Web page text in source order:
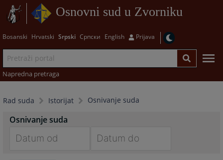
Osnovni sud u Zvorniku
Bosanski Hrvatski Srpski Српски English Prijava
Napredna pretraga
Rad suda Istorijat Osnivanje suda
Osnivanje suda